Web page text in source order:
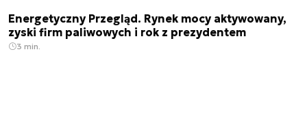
Energetyczny Przegląd. Rynek mocy aktywowany,
zyski firm paliwowych i rok z prezydentem
3 min.